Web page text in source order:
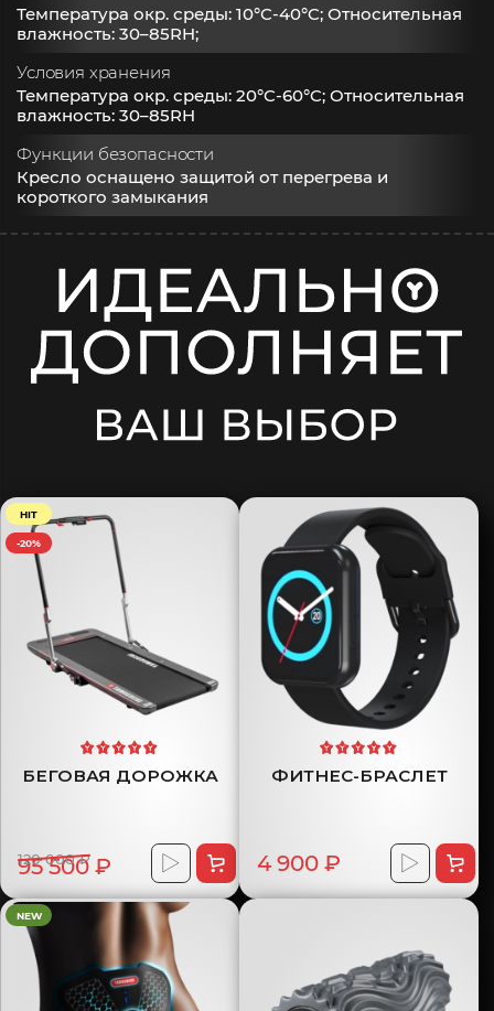
Температура окр. среды: 10°C-40°C; Относительная
влажность: 30–85RH;
Условия хранения
Температура окр. среды: 20°C-60°C; Относительная
влажность: 30–85RH
Функции безопасности
Кресло оснащено защитой от перегрева и
короткого замыкания
HIT
-20%
БЕГОВАЯ ДОРОЖКА
120 000 ₽
95 500 ₽
ФИТНЕС-БРАСЛЕТ
4 900 ₽
NEW